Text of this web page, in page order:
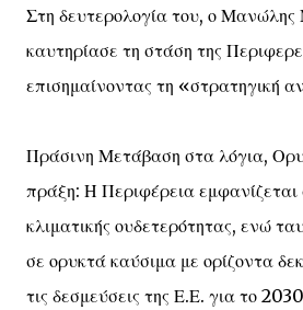
Στη δευτερολογία του, ο
καυτηρίασε τη στάση της
επισημαίνοντας τη «στρατηγική
Πράσινη Μετάβαση στα λόγια,
πράξη: Η Περιφέρεια
κλιματικής ουδετερότητας, ενώ
σε ορυκτά καύσιμα με ορίζοντα
τις δεσμεύσεις της Ε.Ε. για το